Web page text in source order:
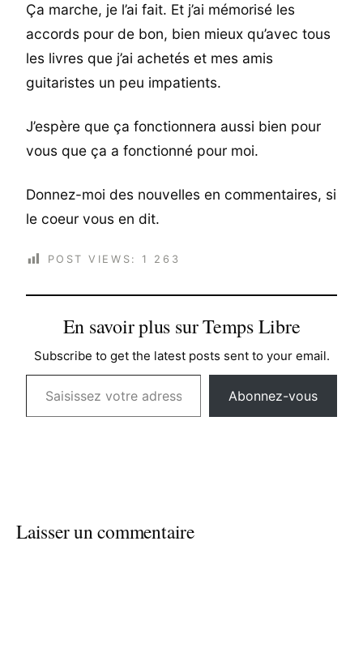
Ça marche, je l’ai fait. Et j’ai mémorisé les
accords pour de bon, bien mieux qu’avec tous
les livres que j’ai achetés et mes amis
guitaristes un peu impatients.
J’espère que ça fonctionnera aussi bien pour
vous que ça a fonctionné pour moi.
Donnez-moi des nouvelles en commentaires, si
le coeur vous en dit.
POST VIEWS: 1 263
En savoir plus sur Temps Libre
Subscribe to get the latest posts sent to your email.
Saisissez votre adresse e-mail…
Abonnez-vous
Laisser un commentaire